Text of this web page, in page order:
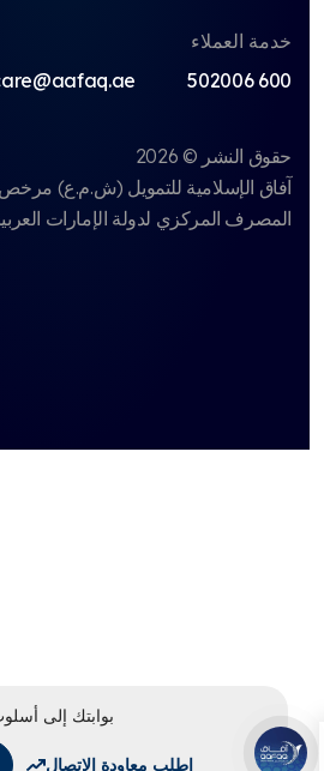
بوابتك إلى أسلوب
اطلب معاودة الاتصال
خدمة العملاء
600 502006
حقوق النشر © 2026
آفاق الإسلامية للتمويل (ش.م.ع)مرخص
المصرف المركزي لدولة الإمارات العربية